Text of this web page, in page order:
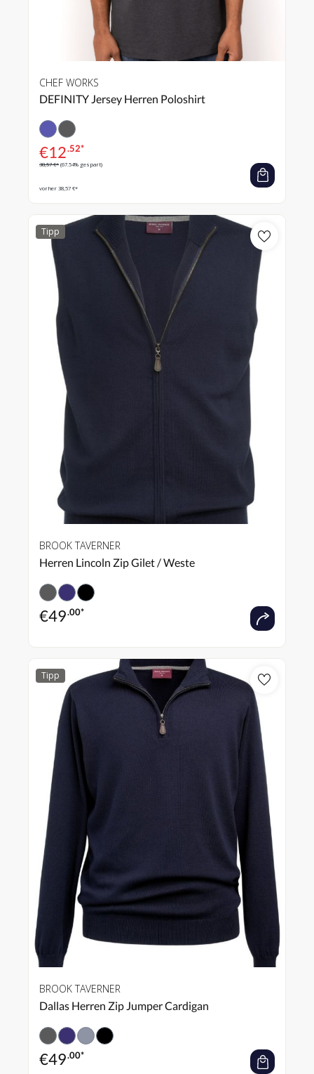
CHEF WORKS
DEFINITY Jersey Herren Poloshirt
€12.52*
38,57 €* (67.54% gespart)
vorher 38,57 €*
Tipp
BROOK TAVERNER
Herren Lincoln Zip Gilet / Weste
€49.00*
Tipp
BROOK TAVERNER
Dallas Herren Zip Jumper Cardigan
€49.00*